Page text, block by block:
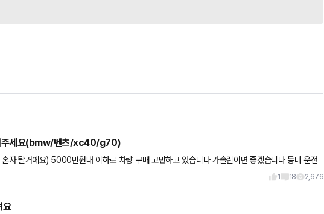
주세요(bmw/벤츠/xc40/g70)
자 탈거에요) 5000만원대 이하로 차량 구매 고민하고 있습니다 가솔린이면 좋겠습니다 동네 운전
차 엄청 잘 나가고 그런거 필
1 18 2,676
요